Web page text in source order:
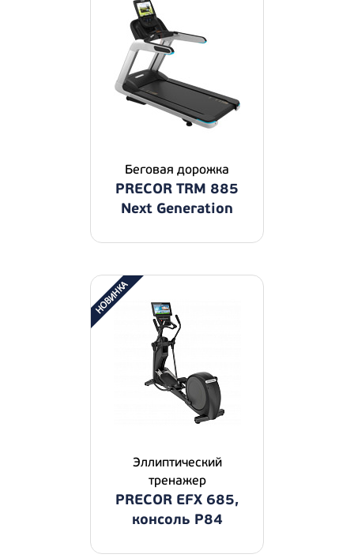
Беговая дорожка
PRECOR TRM 885
Next Generation
Эллиптический
тренажер
PRECOR EFX 685,
консоль P84